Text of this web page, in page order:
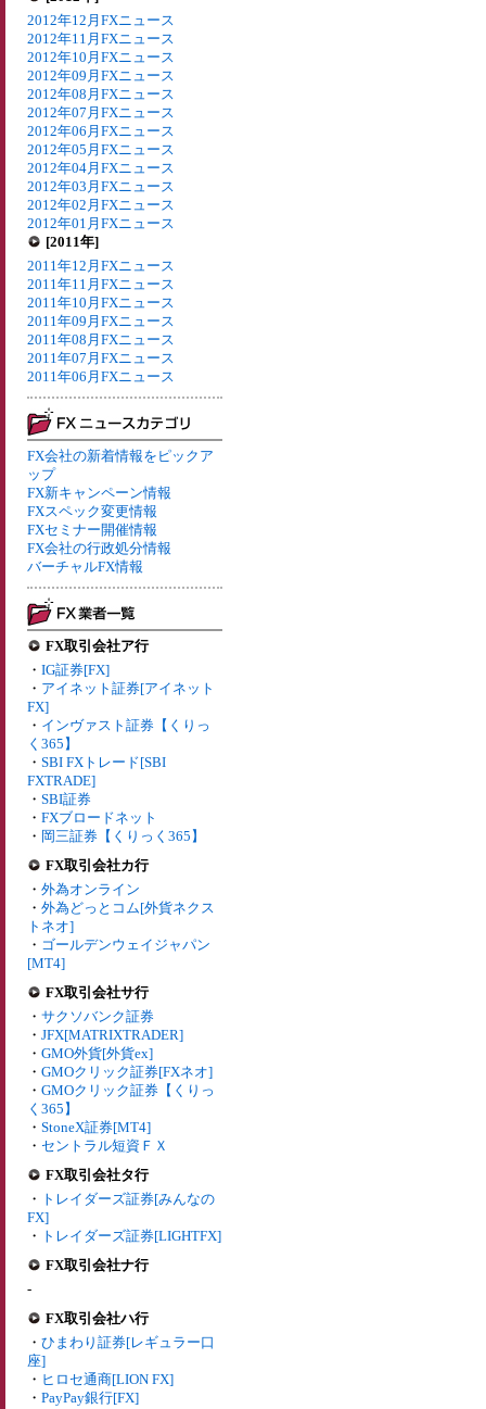
2012年12月FXニュース
2012年11月FXニュース
2012年10月FXニュース
2012年09月FXニュース
2012年08月FXニュース
2012年07月FXニュース
2012年06月FXニュース
2012年05月FXニュース
2012年04月FXニュース
2012年03月FXニュース
2012年02月FXニュース
2012年01月FXニュース
[2011年]
2011年12月FXニュース
2011年11月FXニュース
2011年10月FXニュース
2011年09月FXニュース
2011年08月FXニュース
2011年07月FXニュース
2011年06月FXニュース
FX会社の新着情報をピックア
ップ
FX新キャンペーン情報
FXスペック変更情報
FXセミナー開催情報
FX会社の行政処分情報
バーチャルFX情報
FX取引会社ア行
・ IG証券[FX]
・ アイネット証券[アイネット
FX]
・ インヴァスト証券【くりっ
く365】
・ SBI FXトレード[SBI
FXTRADE]
・ SBI証券
・ FXブロードネット
・ 岡三証券【くりっく365】
FX取引会社カ行
・ 外為オンライン
・ 外為どっとコム[外貨ネクス
トネオ]
・ ゴールデンウェイジャパン
[MT4]
FX取引会社サ行
・ サクソバンク証券
・ JFX[MATRIXTRADER]
・ GMO外貨[外貨ex]
・ GMOクリック証券[FXネオ]
・ GMOクリック証券【くりっ
く365】
・ StoneX証券[MT4]
・ セントラル短資ＦＸ
FX取引会社タ行
・ トレイダーズ証券[みんなの
FX]
・ トレイダーズ証券[LIGHTFX]
FX取引会社ナ行
-
FX取引会社ハ行
・ ひまわり証券[レギュラー口
座]
・ ヒロセ通商[LION FX]
・ PayPay銀行[FX]